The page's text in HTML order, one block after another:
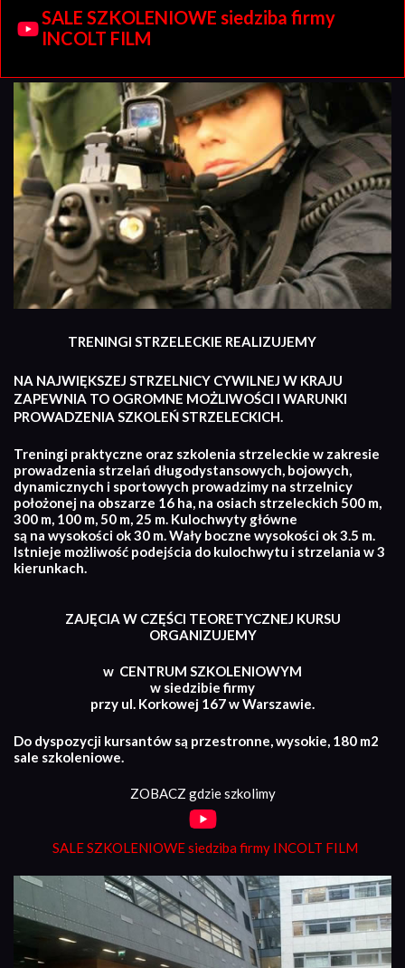
SALE SZKOLENIOWE siedziba firmy
INCOLT FILM
TRENINGI STRZELECKIE REALIZUJEMY
NA NAJWIĘKSZEJ STRZELNICY CYWILNEJ W KRAJU
ZAPEWNIA TO OGROMNE MOŻLIWOŚCI I WARUNKI
PROWADZENIA SZKOLEŃ STRZELECKICH.
Treningi praktyczne oraz szkolenia strzeleckie w zakresie
prowadzenia strzelań długodystansowych, bojowych,
dynamicznych i sportowych prowadzimy na strzelnicy
położonej na obszarze 16 ha, na osiach strzeleckich 500 m,
300 m, 100 m, 50 m, 25 m. Kulochwyty główne
są na wysokości ok 30 m. Wały boczne wysokości ok 3.5 m.
Istnieje możliwość podejścia do kulochwytu i strzelania w 3
kierunkach.
ZAJĘCIA W CZĘŚCI TEORETYCZNEJ KURSU
ORGANIZUJEMY
w CENTRUM SZKOLENIOWYM
w siedzibie firmy
przy ul. Korkowej 167 w Warszawie.
Do dyspozycji kursantów są przestronne, wysokie, 180 m2
sale szkoleniowe.
ZOBACZ gdzie szkolimy
SALE SZKOLENIOWE siedziba firmy INCOLT FILM